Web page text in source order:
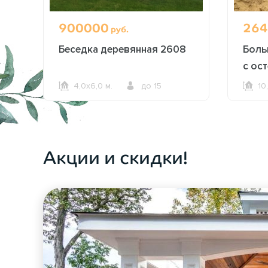
с
900000 руб.
Беседка деревянная 2608
4,0х6,0 м. до 15
с
Акции и скидки!